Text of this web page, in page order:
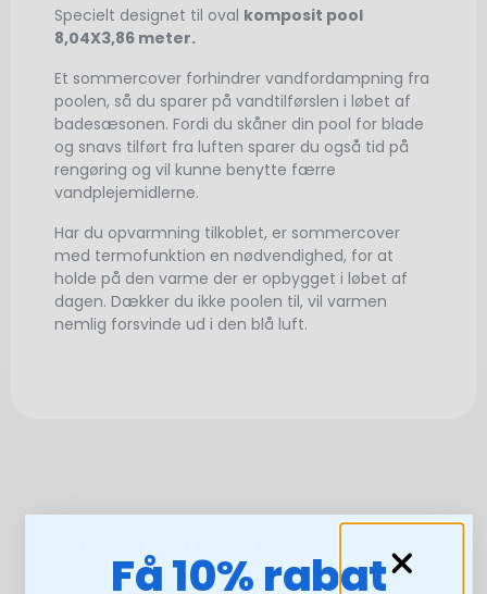
Specielt designet til oval komposit pool
8,04X3,86 meter.
Et sommercover forhindrer vandfordampning fra
poolen, så du sparer på vandtilførslen i løbet af
badesæsonen. Fordi du skåner din pool for blade
og snavs tilført fra luften sparer du også tid på
rengøring og vil kunne benytte færre
vandplejemidlerne.
Har du opvarmning tilkoblet, er sommercover
med termofunktion en nødvendighed, for at
holde på den varme der er opbygget i løbet af
dagen. Dækker du ikke poolen til, vil varmen
nemlig forsvinde ud i den blå luft.
måske kan lide
Få 10% rabat